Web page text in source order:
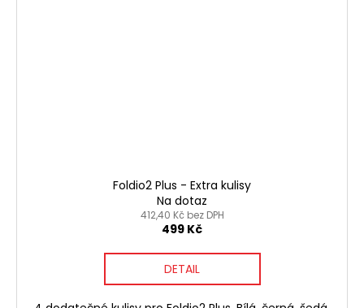
Foldio2 Plus - Extra kulisy
Na dotaz
412,40 Kč bez DPH
499 Kč
DETAIL